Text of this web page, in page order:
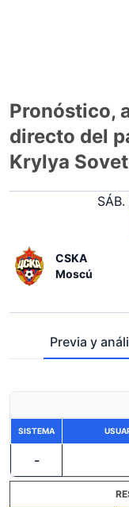
Pronóstico,
directo del
Krylya
CSKA
Moscú
Previa y
SISTEMA
-